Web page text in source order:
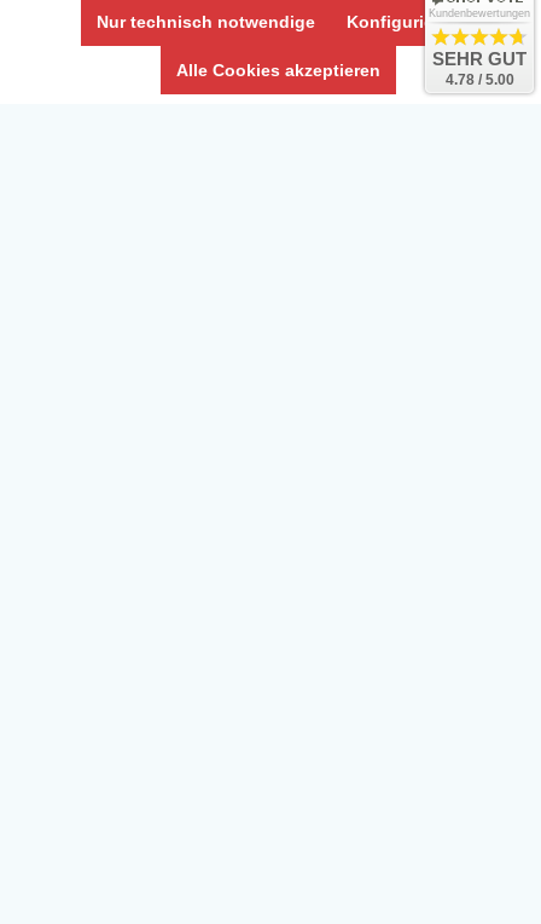
Nur technisch notwendige Konfigurieren
Alle Cookies akzeptieren
Kundenbewertungen
SEHR GUT
4.78 / 5.00